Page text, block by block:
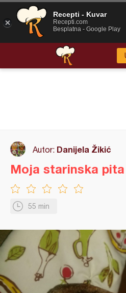
Autor: Danijela Žikić
55 min
Moja starinska
Recepti - Kuvar
Recepti.com
Besplatna - Google Play